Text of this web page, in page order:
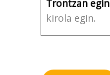
Trontzan egin
kirola egin.